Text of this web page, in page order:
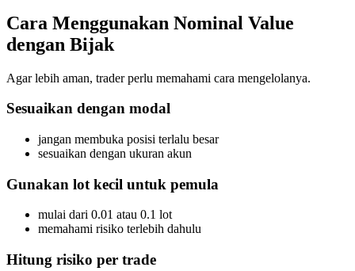
Cara Menggunakan Nominal Value
dengan Bijak
Agar lebih aman, trader perlu memahami cara mengelolanya.
Sesuaikan dengan modal
jangan membuka posisi terlalu besar
sesuaikan dengan ukuran akun
Gunakan lot kecil untuk pemula
mulai dari 0.01 atau 0.1 lot
memahami risiko terlebih dahulu
Hitung risiko per trade